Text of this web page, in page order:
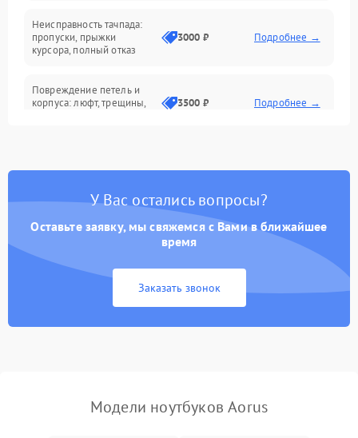
Сеть и интернет
Неисправность тачпада:
пропуски, прыжки
курсора, полный отказ
3000 ₽ Подробнее →
Повреждение петель и
корпуса: люфт, трещины,
3500 ₽ Подробнее →
быстрая разрядка,
Неисправность зарядного
питания
2000 ₽ Подробнее →
неисправности кулера
пропадание диска
У Вас остались вопросы?
Оставьте заявку, мы свяжемся с Вами в ближайшее
время
Заказать звонок
Модели ноутбуков Aorus